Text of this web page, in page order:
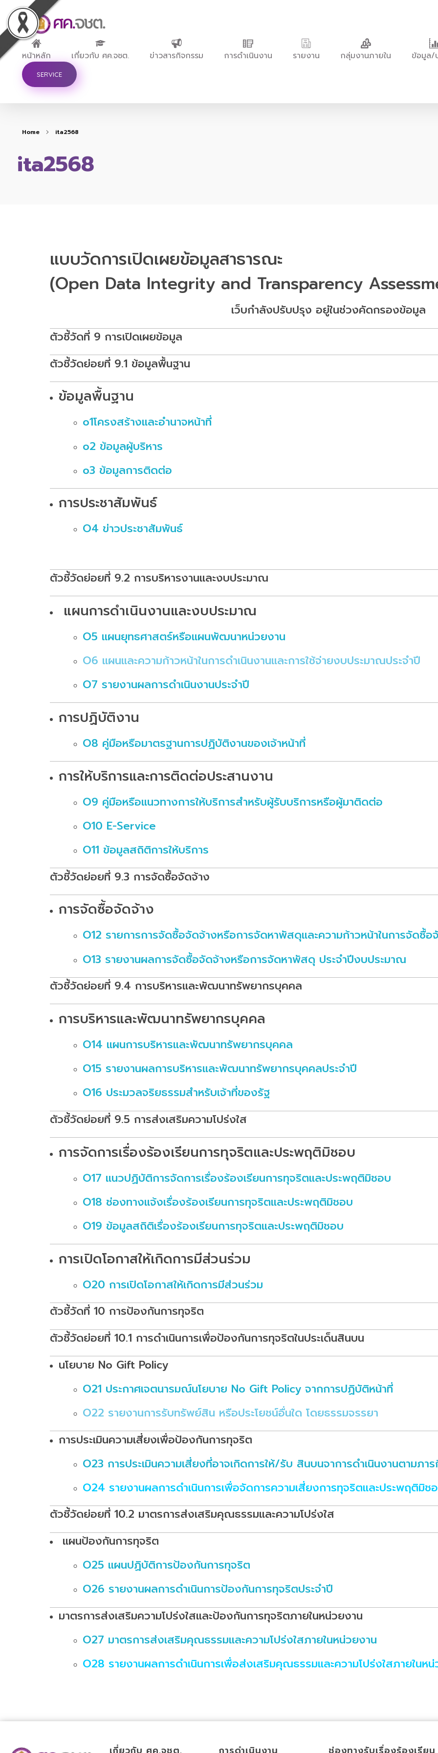
ศูนย์ขับเคลื่อนการศึกษาในจังหวัดชายแดนภาคใต้
หน้าหลัก เกี่ยวกับ ศค.จชต. ข่าวสารกิจกรรม การดำเนินงาน รายงาน กลุ่มงานภายใน ข้อมูล/
SERVICE
Home ita2568
ita2568
แบบวัดการเปิดเผยข้อมูลสาธารณะ
(Open Data Integrity and Transparency
เว็บกำลังปรับปรุง อยู่ในช่วงคัดกรองข้อมูล
ตัวชี้วัดที่ 9 การเปิดเผยข้อมูล
ตัวชี้วัดย่อยที่ 9.1 ข้อมูลพื้นฐาน
ข้อมูลพื้นฐาน
o1โครงสร้างและอำนาจหน้าที่
o2 ข้อมูลผู้บริหาร
o3 ข้อมูลการติดต่อ
การประชาสัมพันธ์
O4 ข่าวประชาสัมพันธ์
ตัวชี้วัดย่อยที่ 9.2 การบริหารงานและงบประมาณ
แผนการดำเนินงานและงบประมาณ
O5 แผนยุทธศาสตร์หรือแผนพัฒนาหน่วยงาน
O6 แผนและความก้าวหน้าในการดำเนินงานและการใช้จ่ายงบประมาณประจำปี
O7 รายงานผลการดำเนินงานประจำปี
การปฏิบัติงาน
O8 คู่มือหรือมาตรฐานการปฏิบัติงานของเจ้าหน้าที่
การให้บริการและการติดต่อประสานงาน
O9 คู่มือหรือแนวทางการให้บริการสำหรับผู้รับบริการหรือผู้มาติดต่อ
O10 E-Service
O11 ข้อมูลสถิติการให้บริการ
ตัวชี้วัดย่อยที่ 9.3 การจัดซื้อจัดจ้าง
การจัดซื้อจัดจ้าง
O12 รายการการจัดซื้อจัดจ้างหรือการจัดหาพัสดุและความก้าวหน้าในการจัดซื้
O13 รายงานผลการจัดซื้อจัดจ้างหรือการจัดหาพัสดุ ประจำปีงบประมาณ
ตัวชี้วัดย่อยที่ 9.4 การบริหารและพัฒนาทรัพยากรบุคคล
การบริหารและพัฒนาทรัพยากรบุคคล
O14 แผนการบริหารและพัฒนาทรัพยากรบุคคล
O15 รายงานผลการบริหารและพัฒนาทรัพยากรบุคคลประจำปี
O16 ประมวลจริยธรรมสำหรับเจ้าที่ของรัฐ
ตัวชี้วัดย่อยที่ 9.5 การส่งเสริมความโปร่งใส
การจัดการเรื่องร้องเรียนการทุจริตและประพฤติมิชอบ
O17 แนวปฏิบัติการจัดการเรื่องร้องเรียนการทุจริตและประพฤติมิชอบ
O18 ช่องทางแจ้งเรื่องร้องเรียนการทุจริตและประพฤติมิชอบ
O19 ข้อมูลสถิติเรื่องร้องเรียนการทุจริตและประพฤติมิชอบ
การเปิดโอกาสให้เกิดการมีส่วนร่วม
O20 การเปิดโอกาสให้เกิดการมีส่วนร่วม
ตัวชี้วัดที่ 10 การป้องกันการทุจริต
ตัวชี้วัดย่อยที่ 10.1 การดำเนินการเพื่อป้องกันการทุจริตในประเด็นสินบน
นโยบาย No Gift Policy
O21 ประกาศเจตนารมณ์นโยบาย No Gift Policy จากการปฏิบัติหน้าที่
O22 รายงานการรับทรัพย์สิน หรือประโยชน์อื่นใด โดยธรรมจรรยา
การประเมินความเสี่ยงเพื่อป้องกันการทุจริต
O23 การประเมินความเสี่ยงที่อาจเกิดการให้/รับ สินบนจาการดำเนินงานตามภ
O24 รายงานผลการดำเนินการเพื่อจัดการความเสี่ยงการทุจริตและประพฤติมิช
ตัวชี้วัดย่อยที่ 10.2 มาตรการส่งเสริมคุณธรรมและความโปร่งใส
แผนป้องกันการทุจริต
O25 แผนปฏิบัติการป้องกันการทุจริต
O26 รายงานผลการดำเนินการป้องกันการทุจริตประจำปี
มาตรการส่งเสริมความโปร่งใสและป้องกันการทุจริตภายในหน่วยงาน
O27 มาตรการส่งเสริมคุณธรรมและความโปร่งใสภายในหน่วยงาน
O28 รายงานผลการดำเนินการเพื่อส่งเสริมคุณธรรมและความโปร่งใสภายในห